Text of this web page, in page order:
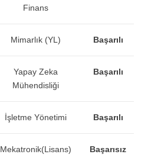
Finans
Mimarlık (YL) Başarılı
Yapay Zeka
Mühendisliği
Başarılı
İşletme Yönetimi Başarılı
Mekatronik(Lisans) Başarısız